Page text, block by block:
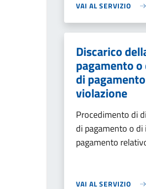
VAI AL SERVIZIO
Discarico
pagamento
di
violazione
Procedimento di
di pagamento o
pagamento
VAI AL SERVIZIO